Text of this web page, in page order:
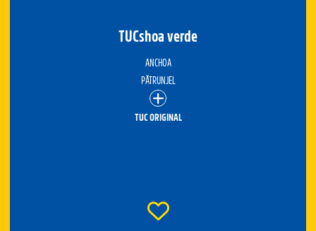
TUCshoa verde
ANCHOA
PĂTRUNJEL
TUC ORIGINAL